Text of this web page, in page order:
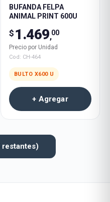
BUFANDA FELPA
ANIMAL PRINT 600U
$ 1.469,00
Precio por Unidad
Cod: CH-464
BULTO X600 U
+ Agregar
restantes)